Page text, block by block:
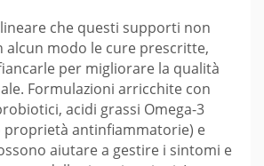
che questi supporti non
alcun modo le cure prescritte,
per migliorare la qualità
Formulazioni arricchite con
acidi grassi Omega-3
antinfiammatorie) e
aiutare a gestire i sintomi e